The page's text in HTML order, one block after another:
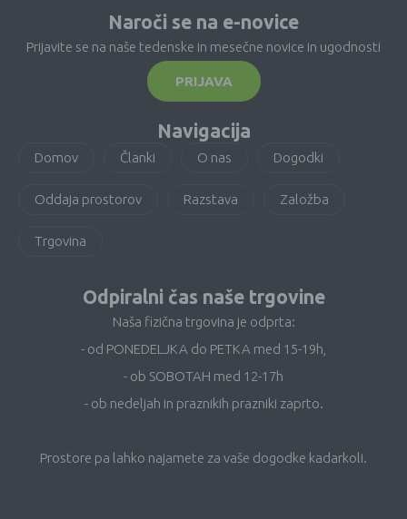
Naroči se na e-novice
Prijavite se na naše tedenske in mesečne novice in ugodnosti
PRIJAVA
Navigacija
Domov Članki O nas Dogodki
Oddaja prostorov Razstava Založba
Trgovina
Odpiralni čas naše trgovine
Naša fizična trgovina je odprta:
- od PONEDELJKA do PETKA med 15-19h,
- ob SOBOTAH med 12-17h
- ob nedeljah in praznikih prazniki zaprto.
Prostore pa lahko najamete za vaše dogodke kadarkoli.